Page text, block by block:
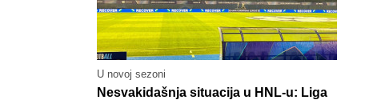
U novoj sezoni
Nesvakidašnja situacija u HNL-u: Liga